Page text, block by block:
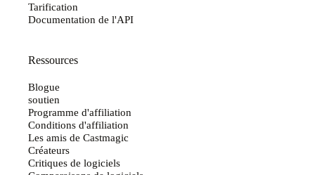
Tarification
Documentation de l'API
Ressources
Blogue
soutien
Programme d'affiliation
Conditions d'affiliation
Les amis de Castmagic
Créateurs
Critiques de logiciels